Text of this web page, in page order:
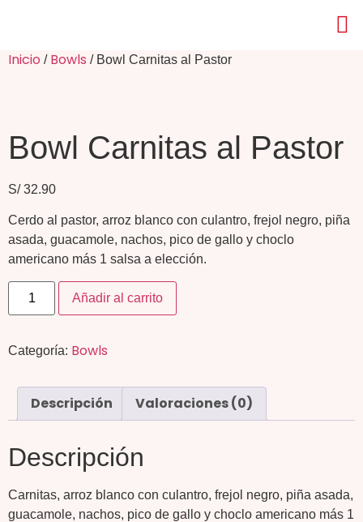
Inicio / Bowls / Bowl Carnitas al Pastor
Bowl Carnitas al Pastor
S/32.90
Cerdo al pastor, arroz blanco con culantro, frejol negro, piña
asada, guacamole, nachos, pico de gallo y choclo
americano más 1 salsa a elección.
Añadir al carrito
Categoría: Bowls
Descripción Valoraciones (0)
Descripción
Carnitas, arroz blanco con culantro, frejol negro, piña asada,
guacamole, nachos, pico de gallo y choclo americano más 1